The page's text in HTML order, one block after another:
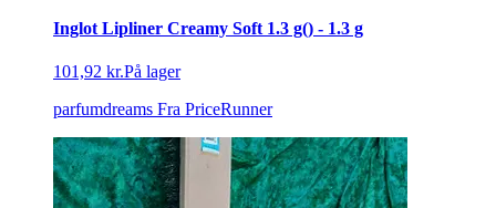
Inglot Lipliner Creamy Soft 1.3 g() - 1.3 g
101,92 kr.På lager
parfumdreams Fra PriceRunner